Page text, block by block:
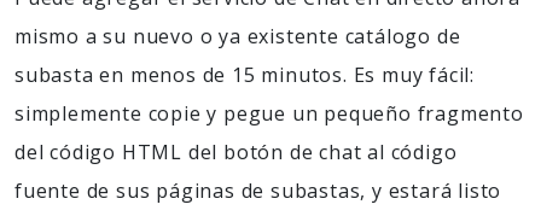
mismo a su nuevo o ya existente catálogo de
subasta en menos de 15 minutos. Es muy fácil:
simplemente copie y pegue un pequeño fragmento
del código HTML del botón de chat al código
fuente de sus páginas de subastas, y estará listo